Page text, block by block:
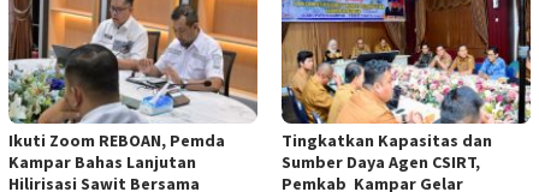
Ikuti Zoom REBOAN, Pemda
Kampar Bahas Lanjutan
Hilirisasi Sawit Bersama
Tingkatkan Kapasitas dan
Sumber Daya Agen CSIRT,
Pemkab Kampar Gelar